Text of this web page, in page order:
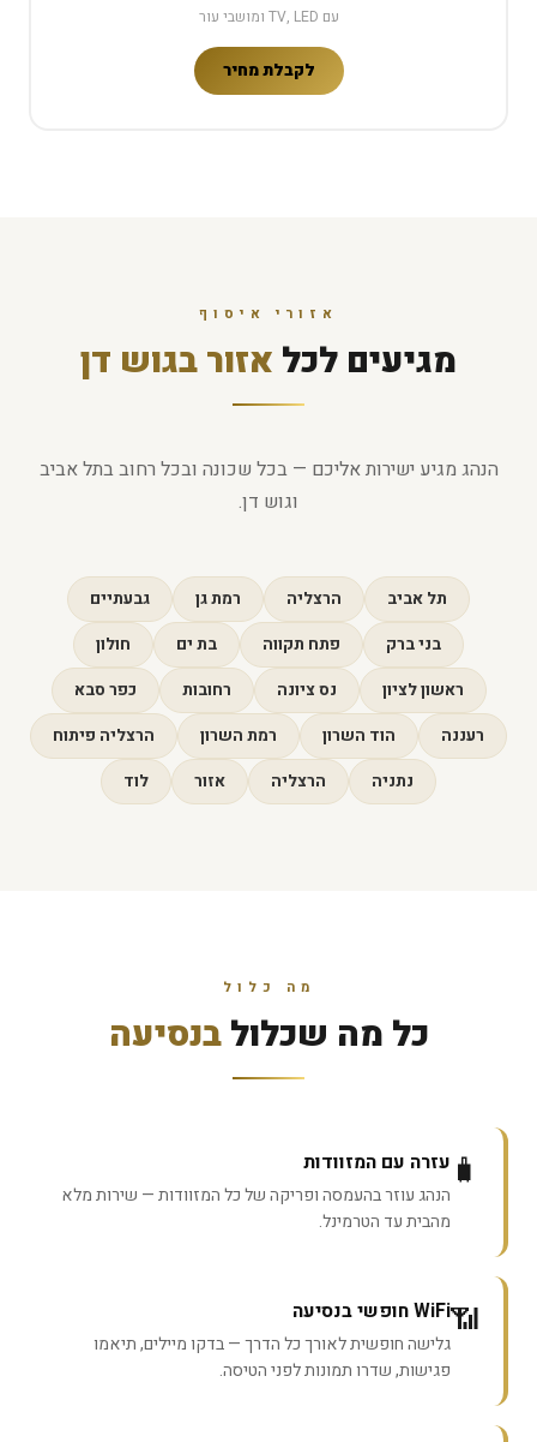
עם TV, LED ומושבי עור
לקבלת מחיר
אזורי איסוף
מגיעים לכל אזור בגוש דן
הנהג מגיע ישירות אליכם — בכל שכונה ובכל רחוב בתל אביב
וגוש דן.
תל אביב הרצליה רמת גן
גבעתיים
בני ברק
פתח תקווה בת ים
חולון
ראשון לציון
נס ציונה רחובות
כפר סבא
רעננה
הוד השרון רמת השרון
הרצליה פיתוח
נתניה
הרצליה אזור לוד
מה כלול
כל מה שכלולבנסיעה
🧳 עזרה עם המזוודות
הנהג עוזר בהעמסה ופריקה של כל המזוודות — שירות מלא
מהבית עד הטרמינל.
📶WiFi חופשי בנסיעה
גלישה חופשית לאורך כל הדרך — בדקו מיילים, תיאמו
פגישות, שדרו תמונות לפני הטיסה.